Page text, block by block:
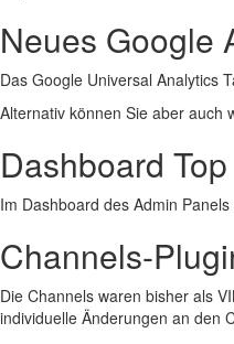
Neues Google
Das Google Universal Analytics
Alternativ können Sie aber auch
Dashboard
Im Dashboard des Admin
Channels-
Die Channels waren bisher als
individuelle Änderungen an den